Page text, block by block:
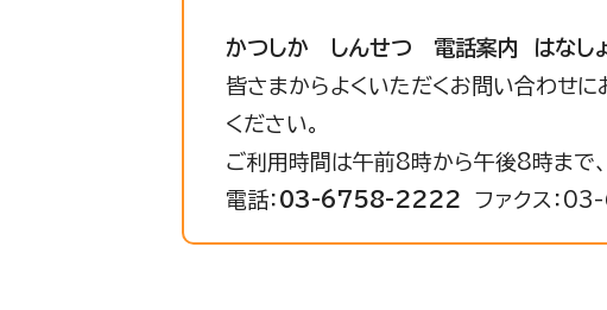
かつしか しんせつ 電話案内 はなし
皆さまからよくいただくお問い合わせに
ください。
ご利用時間は午前8時から午後8時まで、
電話： 03-6758-2222 ファクス：